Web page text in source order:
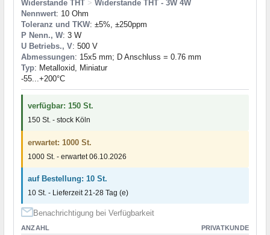
Widerstande THT > Widerstande THT - 3W 4W
Nennwert: 10 Ohm
Toleranz und TKW: ±5%, ±250ppm
P Nenn., W: 3 W
U Betriebs., V: 500 V
Abmessungen: 15x5 mm; D Anschluss = 0.76 mm
Typ: Metalloxid, Miniatur
-55...+200°C
verfügbar: 150 St.
150 St. - stock Köln
erwartet: 1000 St.
1000 St. - erwartet 06.10.2026
auf Bestellung: 10 St.
10 St. - Lieferzeit 21-28 Tag (e)
Benachrichtigung bei Verfügbarkeit
ANZAHL PRIVATKUNDE